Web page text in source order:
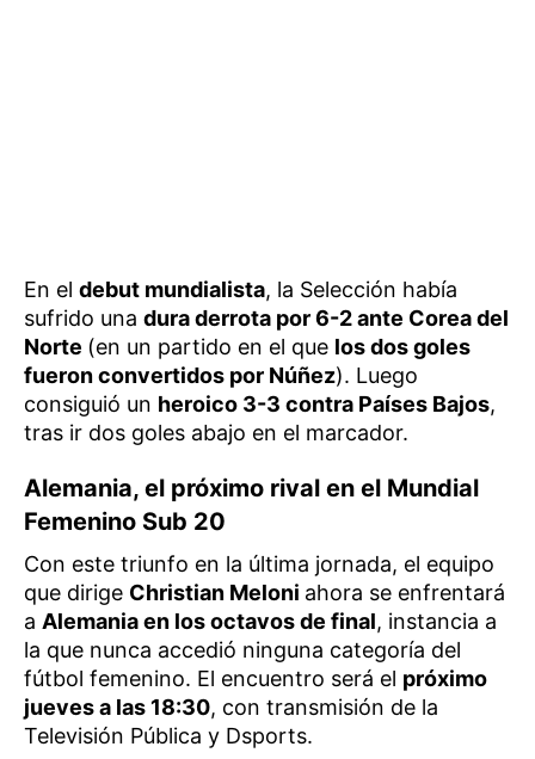
En el debut mundialista, la Selección había
sufrido una dura derrota por 6-2 ante Corea del
Norte (en un partido en el que los dos goles
fueron convertidos por Núñez). Luego
consiguió un heroico 3-3 contra Países Bajos,
tras ir dos goles abajo en el marcador.
Alemania, el próximo rival en el Mundial
Femenino Sub 20
Con este triunfo en la última jornada, el equipo
que dirige Christian Meloni ahora se enfrentará
a Alemania en los octavos de final, instancia a
la que nunca accedió ninguna categoría del
fútbol femenino. El encuentro será el próximo
jueves a las 18:30, con transmisión de la
Televisión Pública y Dsports.